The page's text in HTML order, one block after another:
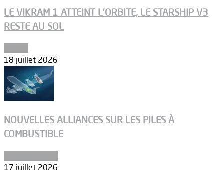
LE VIKRAM 1 ATTEINT L’ORBITE, LE STARSHIP V3
RESTE AU SOL
18 juillet 2026
NOUVELLES ALLIANCES SUR LES PILES À
COMBUSTIBLE
17 juillet 2026